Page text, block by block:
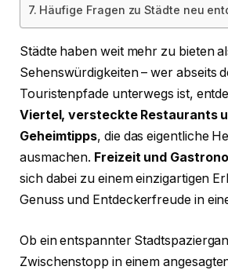
Häufige Fragen zu Städte neu
Städte haben weit mehr zu bieten
Sehenswürdigkeiten – wer abseits
Touristenpfade unterwegs ist,
Viertel, versteckte Restaurants
Geheimtipps, die das eigentliche
ausmachen. Freizeit und
sich dabei zu einem einzigartigen
Genuss und Entdeckerfreude in
Ob ein entspannter
Zwischenstopp in einem